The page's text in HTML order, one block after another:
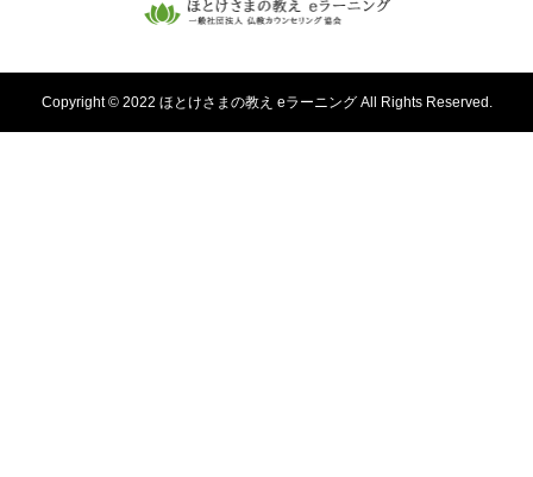
Copyright © 2022 ほとけさまの教え eラーニング All Rights Reserved.